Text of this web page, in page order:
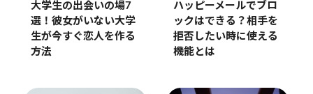
大学生の出会いの場7
選！彼女がいない大学
生が今すぐ恋人を作る
方法
ハッピーメールでブロ
ックはできる？相手を
拒否したい時に使える
機能とは